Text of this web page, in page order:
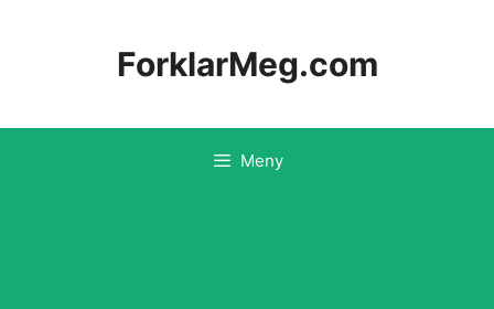
ForklarMeg.com
Meny